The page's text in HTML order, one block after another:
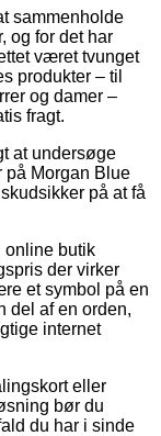
sammenholde
og for det har
været tvunget
produkter – til
og damer –
fragt.
at undersøge
på Morgan Blue
på at få
online butik
der virker
et symbol på en
del af en orden,
internet
eller
bør du
du har i sinde